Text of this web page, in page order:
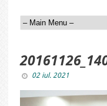
02 iul. 2021